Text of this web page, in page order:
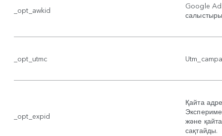
_opt_awkid
Google
_opt_utmc
_opt_expid
Қайта
және
сақтайды.